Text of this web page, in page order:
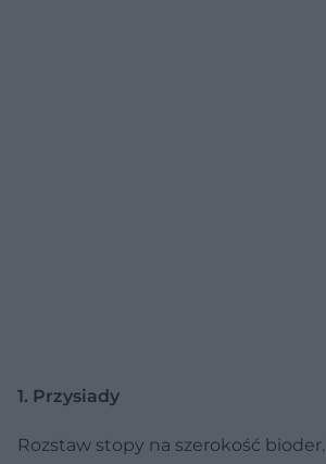
1. Przysiady
Rozstaw stopy na szerokość